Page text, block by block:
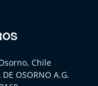
Chile
DE OSORNO A.G.